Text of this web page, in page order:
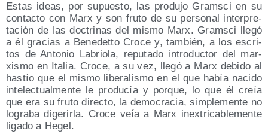
Estas ideas, por supues­to, las pro­du­jo Grams­ci en su
con­tac­to con Marx y son fru­to de su per­so­nal inter­pre­
ta­ción de las doc­tri­nas del mis­mo Marx. Grams­ci lle­gó
a él gra­cias a Bene­det­to Cro­ce y, tam­bién, a los escri­
tos de Anto­nio Labrio­la, repu­tado intro­duc­tor del mar­
xis­mo en Ita­lia. Cro­ce, a su vez, lle­gó a Marx debi­do al
has­tío que el mis­mo libe­ra­lis­mo en el que había naci­do
inte­lec­tual­men­te le pro­du­cía y por­que, lo que él creía
que era su fru­to direc­to, la demo­cra­cia, sim­ple­men­te no
logra­ba dige­rir­la. Cro­ce veía a Marx inex­tri­ca­ble­men­te
liga­do a Hegel.